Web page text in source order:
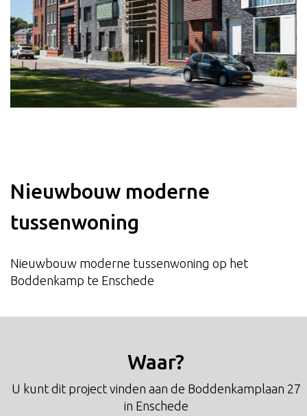
Nieuwbouw moderne
tussenwoning
Nieuwbouw moderne tussenwoning op het
Boddenkamp te Enschede
Waar?
U kunt dit project vinden aan de Boddenkamplaan 27
in Enschede